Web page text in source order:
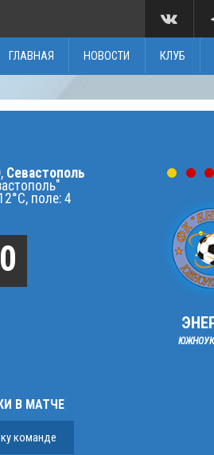
ГЛАВНАЯ НОВОСТИ КЛУБ
, Севастополь
поле: 4
В МАТЧЕ
команде